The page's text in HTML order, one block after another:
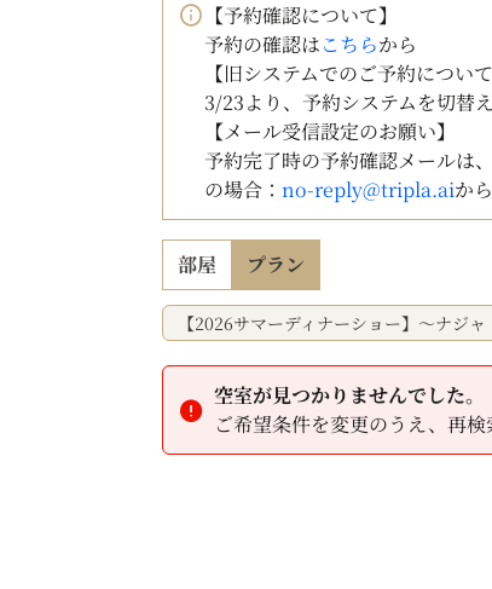
【予約確認について】
予約の確認はこちらから
【旧システムでのご予約について
3/23より、予約システムを切替
【メール受信設定のお願い】
予約完了時の予約確認メールは
の場合：no-reply@tripla.aiか
部屋 プラン
【2026サマーディナーショー】～ナジ
空室が見つかりませんでした。
ご希望条件を変更のうえ、再検